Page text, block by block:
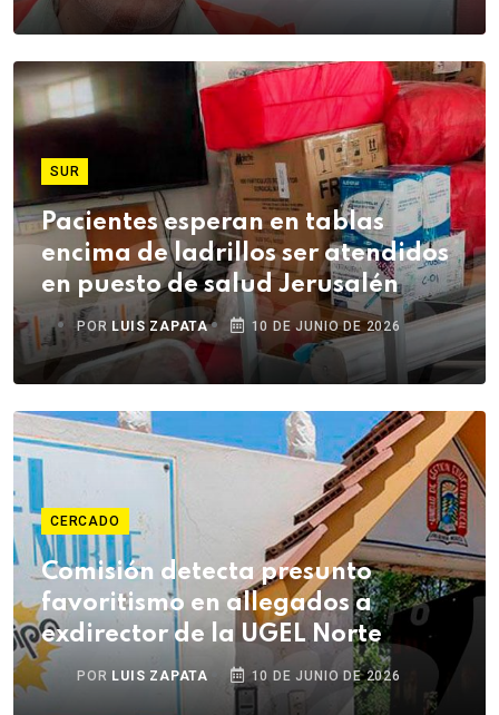
SUR
Pacientes esperan en tablas
encima de ladrillos ser atendidos
en puesto de salud Jerusalén
POR LUIS ZAPATA 10 DE JUNIO DE 2026
CERCADO
Comisión detecta presunto
favoritismo en allegados a
exdirector de la UGEL Norte
POR LUIS ZAPATA 10 DE JUNIO DE 2026